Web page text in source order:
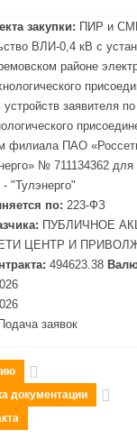
закупки: ПИР и
ВЛИ-0,4 кВ с
ском районе
заявителя
филиала ПАО
№ 711134362
"Тулэнерго"
по: 223-ФЗ
ПУБЛИЧНОЕ
ЦЕНТР И
494623.38
Подача заявок
документации